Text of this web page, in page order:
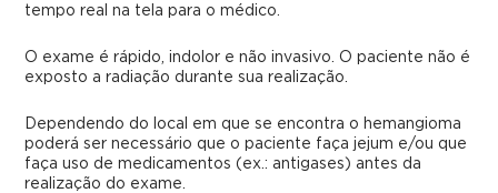
tempo real na tela para o médico.
O exame é rápido, indolor e não invasivo. O paciente não é
exposto a radiação durante sua realização.
Dependendo do local em que se encontra o hemangioma
poderá ser necessário que o paciente faça jejum e/ou que
faça uso de medicamentos (ex.: antigases) antes da
realização do exame.